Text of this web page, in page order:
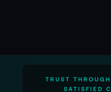
TRUST
SATISFIED